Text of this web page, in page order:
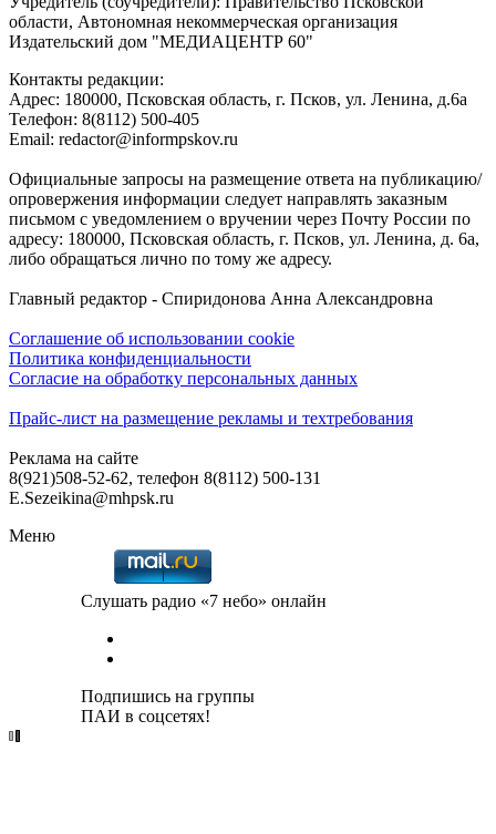
области, Автономная некоммерческая организация
Издательский дом "МЕДИАЦЕНТР 60"
Контакты редакции:
Адреc: 180000, Псковская область, г. Псков, ул. Ленина, д.6а
Телефон: 8(8112) 500-405
Email: redactor@informpskov.ru
Официальные запросы на размещение ответа на публикацию/
опровержения информации следует направлять заказным
письмом с уведомлением о вручении через Почту России по
адресу: 180000, Псковская область, г. Псков, ул. Ленина, д. 6а,
либо обращаться лично по тому же адресу.
Главный редактор - Спиридонова Анна Александровна
Соглашение об использовании cookie
Политика конфиденциальности
Согласие на обработку персональных данных
Прайс-лист на размещение рекламы и техтребования
Реклама на сайте
8(921)508-52-62, телефон 8(8112) 500-131
E.Sezeikina@mhpsk.ru
Меню
Слушать радио «7 небо» онлайн
Подпишись на группы
ПАИ в соцсетях!